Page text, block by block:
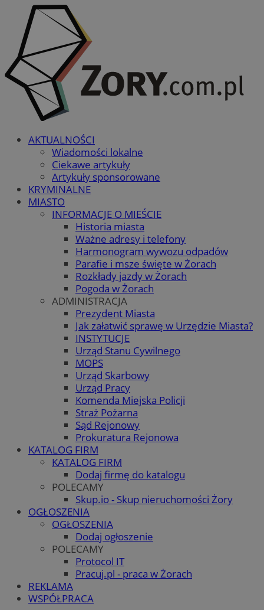
AKTUALNOŚCI
Wiadomości lokalne
Ciekawe artykuły
Artykuły sponsorowane
KRYMINALNE
MIASTO
INFORMACJE O MIEŚCIE
Historia miasta
Ważne adresy i telefony
Harmonogram wywozu odpadów
Parafie i msze święte w Żorach
Rozkłady jazdy w Żorach
Pogoda w Żorach
ADMINISTRACJA
Prezydent Miasta
Jak załatwić sprawę w Urzędzie Miasta?
INSTYTUCJE
Urząd Stanu Cywilnego
MOPS
Urząd Skarbowy
Urząd Pracy
Komenda Miejska Policji
Straż Pożarna
Sąd Rejonowy
Prokuratura Rejonowa
KATALOG FIRM
KATALOG FIRM
Dodaj firmę do katalogu
POLECAMY
Skup.io - Skup nieruchomości Żory
OGŁOSZENIA
OGŁOSZENIA
Dodaj ogłoszenie
POLECAMY
Protocol IT
Pracuj.pl - praca w Żorach
REKLAMA
WSPÓŁPRACA